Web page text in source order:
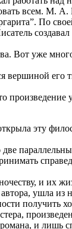
всем. М. А.
По
создавал
Вот уже
его
эту
две
и их
ушла из
получить
и лишь